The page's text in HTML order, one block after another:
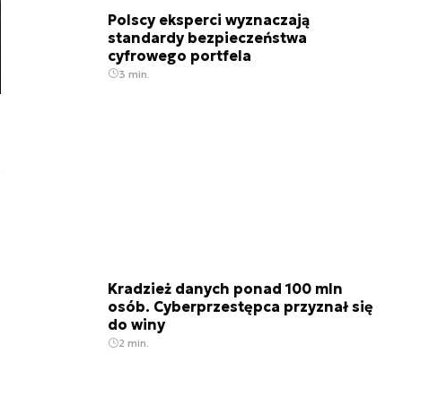
Polscy eksperci wyznaczają
standardy bezpieczeństwa
cyfrowego portfela
3 min.
Kradzież danych ponad 100 mln
osób. Cyberprzestępca przyznał się
do winy
2 min.